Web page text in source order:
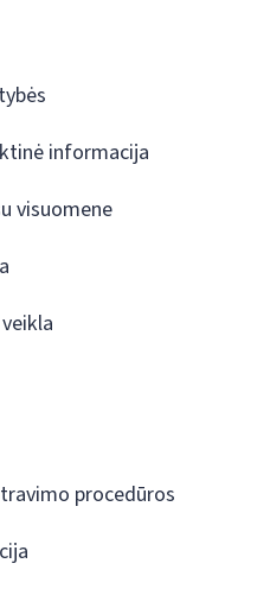
informacija
visuomene
procedūros